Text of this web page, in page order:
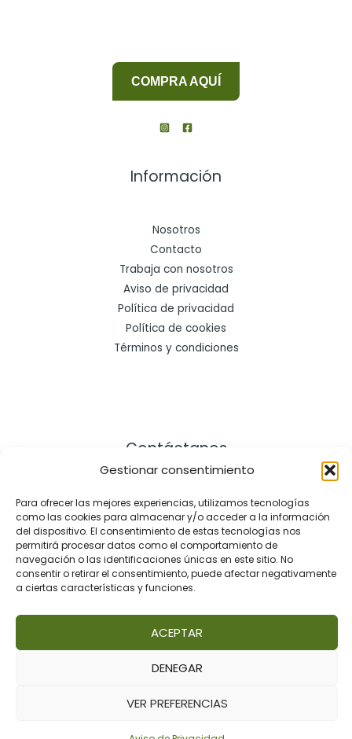
Gestionar consentimiento
Para ofrecer las mejores experiencias, utilizamos tecnologías
como las cookies para almacenar y/o acceder a la información
del dispositivo. El consentimiento de estas tecnologías nos
permitirá procesar datos como el comportamiento de
navegación o las identificaciones únicas en este sitio. No
consentir o retirar el consentimiento, puede afectar negativamente
a ciertas características y funciones.
ACEPTAR
DENEGAR
VER PREFERENCIAS
COMPRA AQUÍ
Información
Nosotros
Contacto
Trabaja con nosotros
Aviso de privacidad
Política de privacidad
Política de cookies
Términos y condiciones
Contáctanos
Dirección:
Cra. 21 # 164 – 57, Bogotá Colombia
Celular: +57 3172286101
Email: contact@pastaio.co